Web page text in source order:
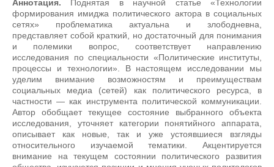
Аннотация. Поднятая в научной статье «Технологии
формирования имиджа политического актора в социальных
сетях» проблематика актуальна и злободневна,
представляет собой краткий, но достаточный для понимания
и полемики вопрос, соответствует направлению
исследования по специальности «Политические институты,
процессы и технологии». В настоящем исследовании мы
уделим внимание возможностям и преимуществам
социальных медиа (сетей) как политического ресурса, в
частности — как инструмента политической коммуникации.
Автор обобщает текущее состояние выбранного объекта
исследования, уточняет категории понятийного аппарата,
описывает как новые, так и уже устоявшиеся взгляды
относительного изучаемой тематики. Акцентируется
внимание на текущем состоянии политического развития